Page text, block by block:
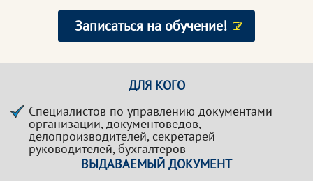
Записаться на обучение!
ДЛЯ КОГО
Специалистов по управлению документами
организации, документоведов,
делопроизводителей, секретарей
руководителей, бухгалтеров
ВЫДАВАЕМЫЙ ДОКУМЕНТ